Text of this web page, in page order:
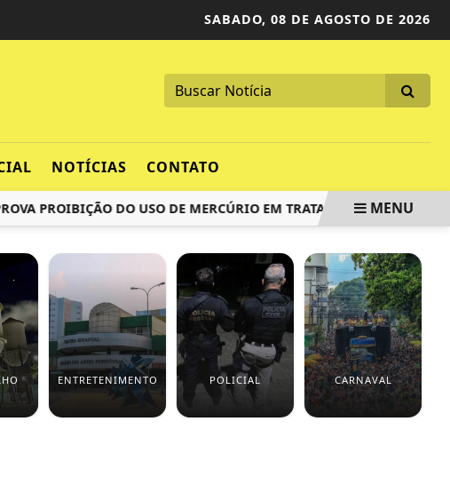
SABADO, 08 DE AGOSTO DE 2026
NOTÍCIAS CONTATO
PROIBIÇÃO DO USO DE MERCÚRIO EM TRATAMENTOS DENTÁRIOS
MENU
ENTRETENIMENTO POLICIAL CARNAVAL